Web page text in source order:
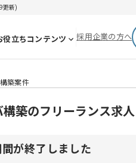
更新)
役立ちコンテンツ 採用企業の方へ
築案件
築のフリーランス求
が終了しました